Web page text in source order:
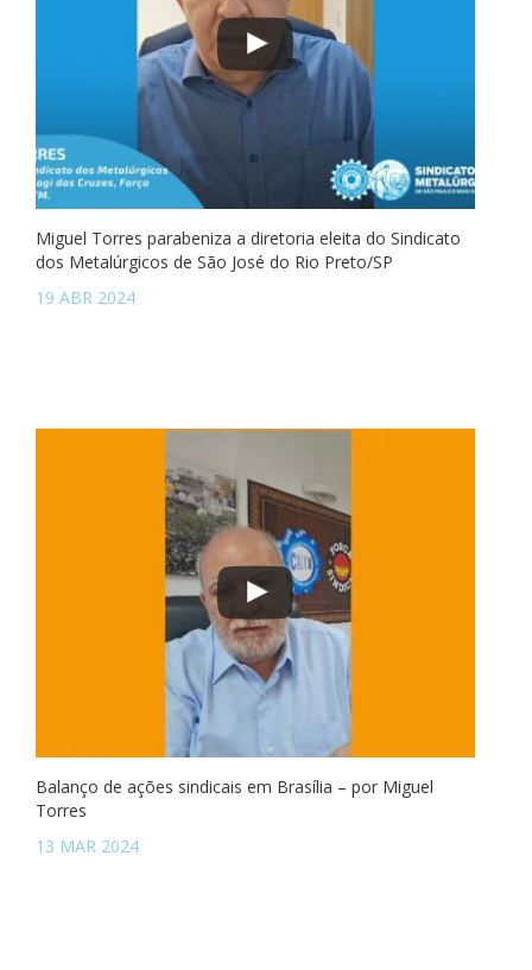
Miguel Torres parabeniza a diretoria eleita do Sindicato
dos Metalúrgicos de São José do Rio Preto/SP
19 ABR 2024
Balanço de ações sindicais em Brasília – por Miguel
Torres
13 MAR 2024